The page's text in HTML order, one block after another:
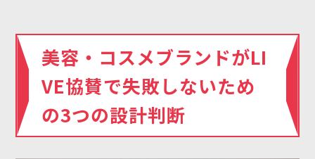
美容・コスメブランドがLI
VE協賛で失敗しないため
の3つの設計判断